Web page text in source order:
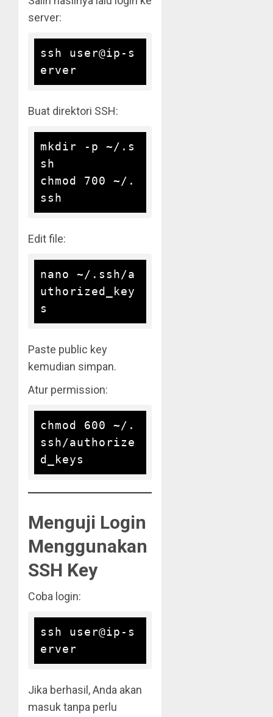
server:
ssh user@ip-s
Buat direktori SSH:
mkdir -p ~/.s
sh
chmod 700 ~/.
Edit file:
nano ~/.ssh/a
uthorized_key
Paste public key
kemudian simpan.
Atur permission:
chmod 600 ~/.
ssh/authorize
Menguji Login
Menggunakan
SSH Key
Coba login:
ssh user@ip-s
Jika berhasil, Anda akan
masuk tanpa perlu